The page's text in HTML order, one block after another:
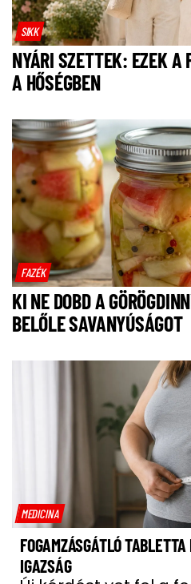
SIKK
NYÁRI SZETTEK: EZEK A
A HŐSÉGBEN
FAZÉK
KI NE DOBD A
BELŐLE SAVANYÚSÁGOT
MEDICINA
FOGAMZÁSGÁTLÓ
IGAZSÁG